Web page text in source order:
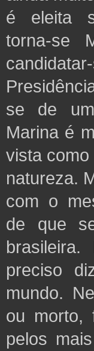
é eleita
torna-se
se de
Marina é
vista
natureza.
com o
de que
preciso
mundo.
ou morto,
pelos